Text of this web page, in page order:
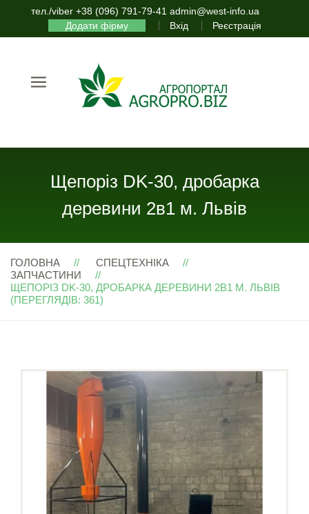
тел./viber +38 (096) 791-79-41 admin@west-info.ua
Додати фірму
Вхід Реєстрація
Щепоріз DK-30, дробарка
деревини 2в1 м. Львів
ГОЛОВНА
СПЕЦТЕХНІКА
ЗАПЧАСТИНИ
ЩЕПОРІЗ DK-30, ДРОБАРКА ДЕРЕВИНИ 2В1 М. ЛЬВІВ
(ПЕРЕГЛЯДІВ: 361)